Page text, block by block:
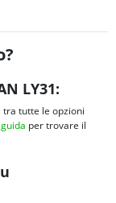
LY31:
tra tutte le opzioni
per trovare il